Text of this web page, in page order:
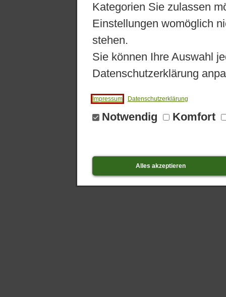
Kategorien Sie zulassen
Einstellungen womöglich
stehen.
Sie können Ihre Auswahl
Datenschutzerklärung
Impressum Datenschutzerklärung
Notwendig Komfort
Alles akzeptieren